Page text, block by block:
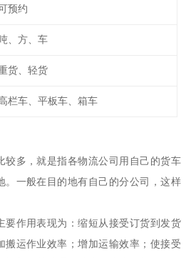
预约
、方、车
货、轻货
栏车、平板车、箱车
较多，就是指各物流公司用自己的货车
。一般在目的地有自己的分公司，这样
要作用表现为：缩短从接受订货到发货
搬运作业效率；增加运输效率；使接受